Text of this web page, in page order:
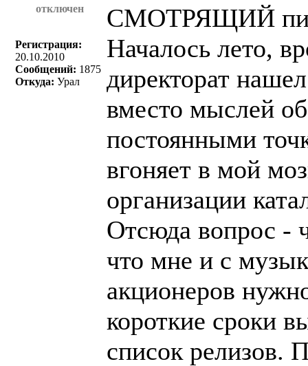
отключен
Регистрация:
20.10.2010
Сообщений: 1875
Откуда: Урал
СМОТРЯЩИЙ
Началось лето,
директорат
вместо мыслей
постоянными
вгоняет в мой
организации
Отсюда вопрос -
что мне и с
акционеров
короткие сроки
список релизов.